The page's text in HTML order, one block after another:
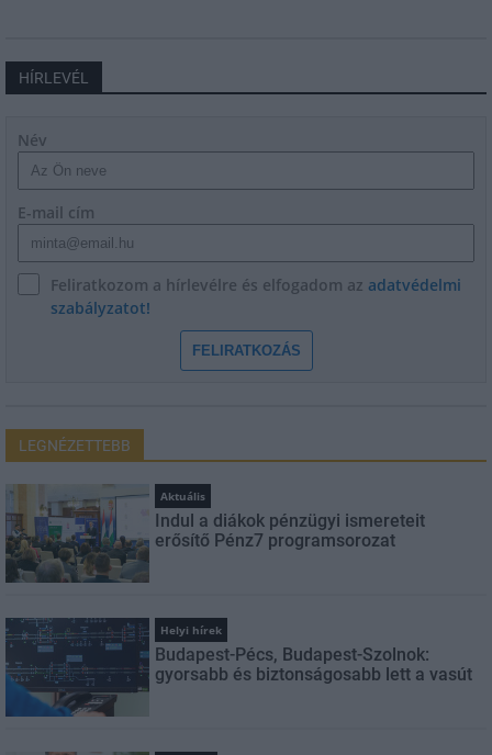
HÍRLEVÉL
Név
E-mail cím
Feliratkozom a hírlevélre és elfogadom az adatvédelmi
szabályzatot!
FELIRATKOZÁS
LEGNÉZETTEBB
Aktuális
Indul a diákok pénzügyi ismereteit
erősítő Pénz7 programsorozat
Helyi hírek
Budapest-Pécs, Budapest-Szolnok:
gyorsabb és biztonságosabb lett a vasút